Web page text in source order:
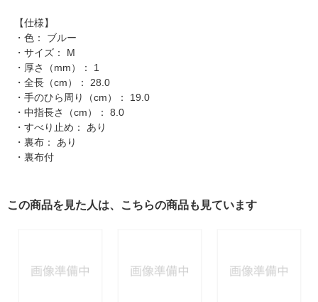
【仕様】
・色： ブルー
・サイズ： M
・厚さ（mm）： 1
・全長（cm）： 28.0
・手のひら周り（cm）： 19.0
・中指長さ（cm）： 8.0
・すべり止め： あり
・裏布： あり
・裏布付
この商品を見た人は、こちらの商品も見ています